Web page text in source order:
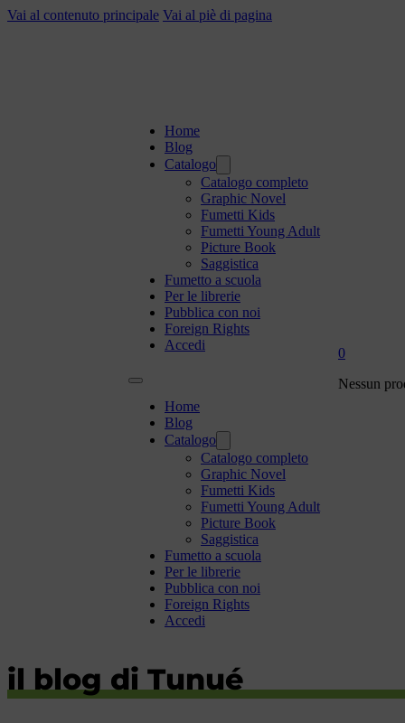
Vai al contenuto principale Vai al piè di pagina
Home
Blog
Catalogo
Catalogo completo
Graphic Novel
Fumetti Kids
Fumetti Young Adult
Picture Book
Saggistica
Fumetto a scuola
Per le librerie
Pubblica con noi
Foreign Rights
Accedi
Home
Blog
Catalogo
Catalogo completo
Graphic Novel
Fumetti Kids
Fumetti Young Adult
Picture Book
Saggistica
Fumetto a scuola
Per le librerie
Pubblica con noi
Foreign Rights
Accedi
0
Nessun
il blog di Tunué